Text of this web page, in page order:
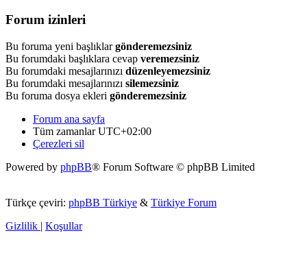
Forum izinleri
Bu foruma yeni başlıklargönderemezsiniz
Bu forumdaki başlıklara cevap veremezsiniz
Bu forumdaki mesajlarınızı düzenleyemezsiniz
Bu forumdaki mesajlarınızı silemezsiniz
Bu foruma dosya ekleri gönderemezsiniz
Forum ana sayfa
Tüm zamanlarUTC+02:00
Çerezleri sil
Powered by phpBB® Forum Software © phpBB Limited
Türkçe çeviri: phpBB Türkiye & Türkiye Forum
Gizlilik | Koşullar